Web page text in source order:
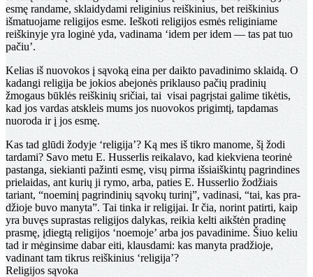
esmę randame, sklaidydami religinius reiškinius, bet reiškinius
išmatuojame religijos esme. Ieškoti religijos esmės religiniame
reiškinyje yra loginė yda, vadinama ‘idem per idem — tas pat tuo
pa­čiu’.
Kelias iš nuovokos į sąvoką eina per daikto pavadinimo sklaidą. O
kadangi religija be jokios abejonės priklauso pačių pradinių
žmogaus būklės reiškinių sričiai, tai visai pagrįstai galime tikėtis,
kad jos vardas atskleis mums jos nuovokos prigimtį, tapdamas
nuoroda ir į jos esmę.
Kas tad glūdi žodyje ‘religija’? Ką mes iš tikro ma­nome, šį žodi
tardami? Savo metu E. Husserlis reikalavo, kad kiekviena teorinė
pastanga, siekianti pažinti esmę, visų pirma išsiaiškintų pagrindines
prielaidas, ant kurių ji rymo, arba, paties E. Husserlio žodžiais
tariant, “noeminį pagrindinių sąvokų turinį”, vadinasi, “tai, kas pra­
džioje buvo manyta”. Tai tinka ir religijai. Ir čia, no­rint patirti, kaip
yra buvęs suprastas religijos dalykas, reikia kelti aikštėn pradinę
prasmę, įdiegtą religijos ‘noemoje’ arba jos pavadinime. Šiuo keliu
tad ir mėginsime dabar eiti, klausdami: kas manyta pradžioje,
vadinant tam tikrus reiškinius ‘religija’?
Religijos sąvoka